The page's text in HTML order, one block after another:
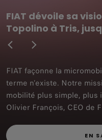
FIAT dévoile sa
Topolino à Tris,
FIAT façonne la
terme n’existe. Notre
mobilité plus simple,
Olivier François, CEO de
EN